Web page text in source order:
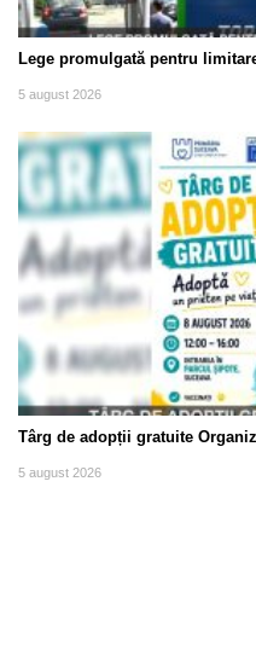
Lege promulgată pentru
5 august 2026
Târg de adopții gratuite
5 august 2026